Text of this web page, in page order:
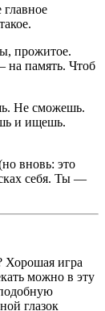
главное
прожитое.
на память. Чтоб
Не сможешь.
и ищешь.
вновь: это
себя. Ты —
Хорошая игра
можно в эту
глазок